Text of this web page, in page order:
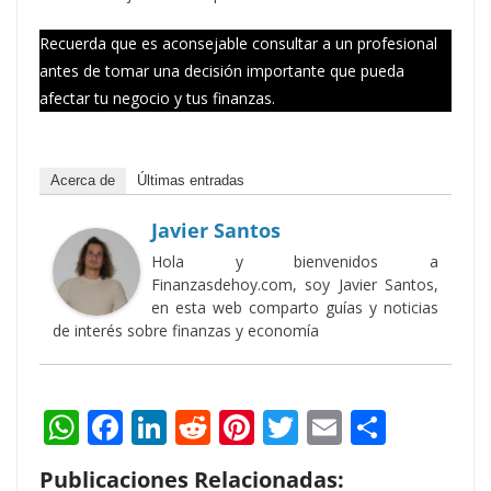
Recuerda que es aconsejable consultar a un profesional
antes de tomar una decisión importante que pueda
afectar tu negocio y tus finanzas.
Acerca de Últimas entradas
Javier Santos
Hola y bienvenidos a
Finanzasdehoy.com, soy Javier Santos,
en esta web comparto guías y noticias
de interés sobre finanzas y economía
W
h
F
ac
Li R
e
Pi
nt
T
w
E
Publicaciones Relacionadas: